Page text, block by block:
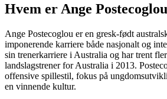
Hvem er Ange
Ange Postecoglou er en gresk-født
imponerende karriere både nasjonalt og
sin trenerkarriere i Australia og har trent
landslagstrener for Australia i 2013.
offensive spillestil, fokus på
en vinnende kultur.